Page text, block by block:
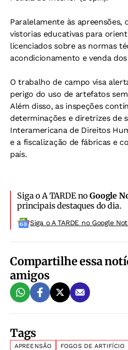
Paralelamente às apreensões,
vistorias educativas para
licenciados sobre as normas
acondicionamento e venda
O trabalho de campo visa
perigo do uso de artefatos
Além disso, as inspeções
determinações e diretrizes de
Interamericana de Direitos
e a fiscalização de fábricas e
país.
Siga o A TARDE noGoogle
principais destaques do dia.
Siga o A TARDE no Google
Compartilhe essa
amigos
Tags
APREENSÃO FOGOS DE ARTIFÍCIO